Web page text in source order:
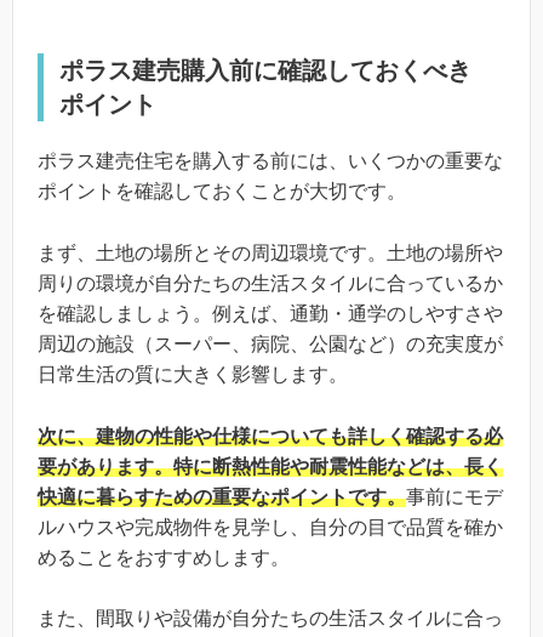
ポラス建売購入前に確認しておくべき
ポイント
ポラス建売住宅を購入する前には、いくつかの重要な
ポイントを確認しておくことが大切です。
まず、土地の場所とその周辺環境です。土地の場所や
周りの環境が自分たちの生活スタイルに合っているか
を確認しましょう。例えば、通勤・通学のしやすさや
周辺の施設（スーパー、病院、公園など）の充実度が
日常生活の質に大きく影響します。
次に、建物の性能や仕様についても詳しく確認する必
要があります。特に断熱性能や耐震性能などは、長く
快適に暮らすための重要なポイントです。事前にモデ
ルハウスや完成物件を見学し、自分の目で品質を確か
めることをおすすめします。
また、間取りや設備が自分たちの生活スタイルに合っ